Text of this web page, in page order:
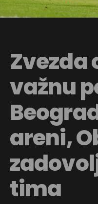
Zvezda
važnu
areni,
tima
Email